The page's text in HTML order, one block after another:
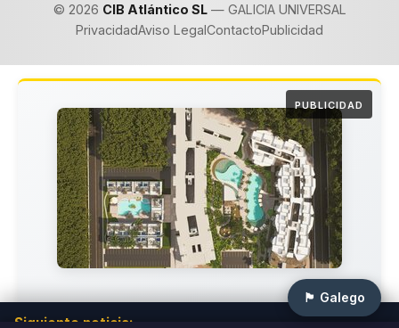
Siguiente noticia:
© 2026 CIB Atlántico SL— GALICIA UNIVERSAL
PrivacidadAviso LegalContactoPublicidad
🏴 Galego
PUBLICIDAD
Invierte en el Paraíso del Caribe